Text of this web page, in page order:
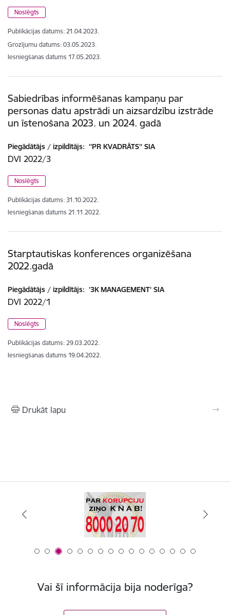
Noslēgts
Publikācijas datums: 21.04.2023.
Grozījumu datums: 03.05.2023.
Iesniegšanas datums 17.05.2023.
Sabiedrības informēšanas kampaņu par
personas datu apstrādi un aizsardzību izstrāde
un īstenošana 2023. un 2024. gadā
Piegādātājs / izpildītājs: ''PR KVADRĀTS'' SIA
DVI 2022/3
Noslēgts
Publikācijas datums: 31.10.2022.
Iesniegšanas datums 21.11.2022.
Starptautiskas konferences organizēšana
2022.gadā
Piegādātājs / izpildītājs: '3K MANAGEMENT' SIA
DVI 2022/1
Noslēgts
Publikācijas datums: 29.03.2022.
Iesniegšanas datums 19.04.2022.
Drukāt lapu
Vai šī informācija bija noderīga?